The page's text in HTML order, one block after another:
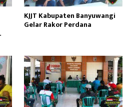
KJJT Kabupaten Banyuwangi
Gelar Rakor Perdana